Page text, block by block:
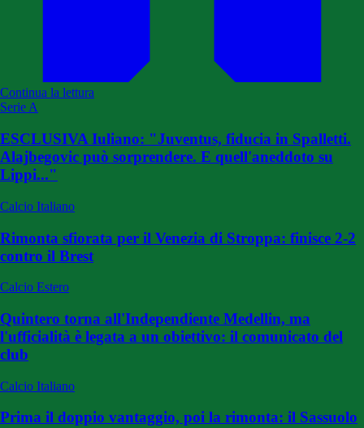
Continua la lettura
Serie A
ESCLUSIVA Iuliano: "Juventus, fiducia in Spalletti.
Alajbegovic può sorprendere. E quell'aneddoto su
Lippi..."
Calcio Italiano
Rimonta sfiorata per il Venezia di Stroppa: finisce 2-2
contro il Brest
Calcio Estero
Quintero torna all'Independiente Medellin, ma
l'ufficialità è legata a un obiettivo: il comunicato del
club
Calcio Italiano
Prima il doppio vantaggio, poi la rimonta: il Sassuolo